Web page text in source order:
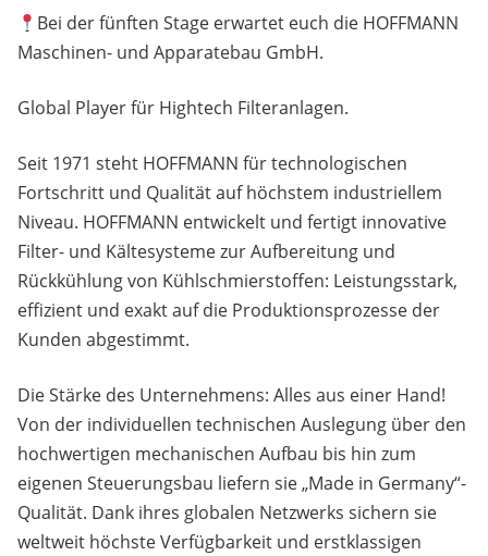
Bei der fünften Stage erwartet euch die HOFFMANN
Maschinen- und Apparatebau GmbH.
Global Player für Hightech Filteranlagen.
Seit 1971 steht HOFFMANN für technologischen
Fortschritt und Qualität auf höchstem industriellem
Niveau. HOFFMANN entwickelt und fertigt innovative
Filter- und Kältesysteme zur Aufbereitung und
Rückkühlung von Kühlschmierstoffen: Leistungsstark,
effizient und exakt auf die Produktionsprozesse der
Kunden abgestimmt.
Die Stärke des Unternehmens: Alles aus einer Hand!
Von der individuellen technischen Auslegung über den
hochwertigen mechanischen Aufbau bis hin zum
eigenen Steuerungsbau liefern sie „Made in Germany“-
Qualität. Dank ihres globalen Netzwerks sichern sie
weltweit höchste Verfügbarkeit und erstklassigen